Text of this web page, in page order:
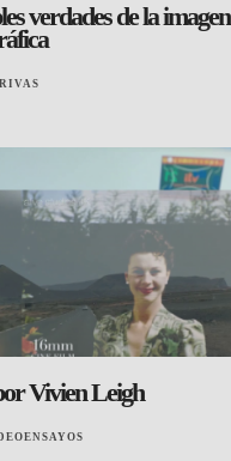
verdades de la imagen
Vivien Leigh